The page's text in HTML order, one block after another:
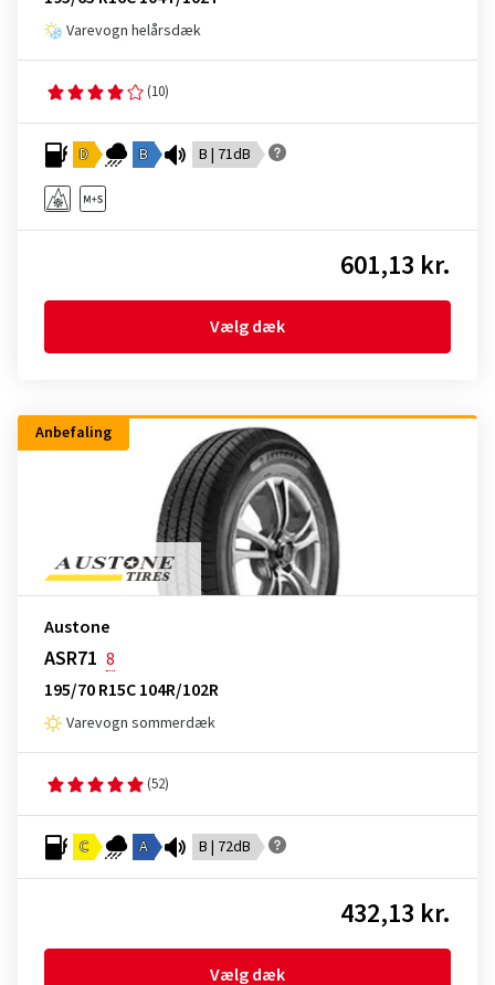
Varevogn helårsdæk
(10)
D B B | 71dB
601,13 kr.
Vælg dæk
Anbefaling
Austone
ASR71 8
195/70 R15C 104R/102R
Varevogn sommerdæk
(52)
C A B | 72dB
432,13 kr.
Vælg dæk